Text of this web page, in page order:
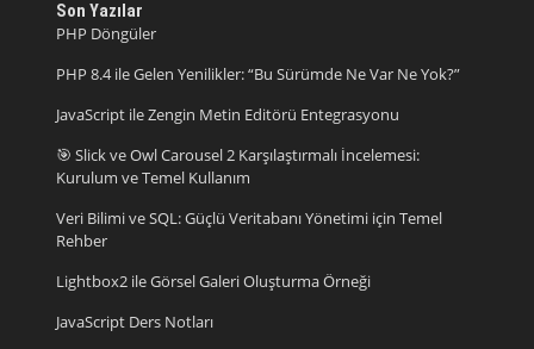
Son Yazılar
PHP Döngüler
PHP 8.4 ile Gelen Yenilikler: “Bu Sürümde Ne Var Ne Yok?”
JavaScript ile Zengin Metin Editörü Entegrasyonu
🎯 Slick ve Owl Carousel 2 Karşılaştırmalı İncelemesi:
Kurulum ve Temel Kullanım
Veri Bilimi ve SQL: Güçlü Veritabanı Yönetimi için Temel
Rehber
Lightbox2 ile Görsel Galeri Oluşturma Örneği
JavaScript Ders Notları